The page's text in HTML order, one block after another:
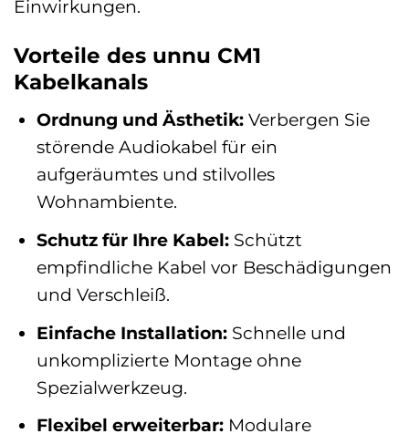
Einwirkungen.
Vorteile des unnu CM1
Kabelkanals
Ordnung und Ästhetik:Verbergen Sie
störende Audiokabel für ein
aufgeräumtes und stilvolles
Wohnambiente.
Schutz für Ihre Kabel:Schützt
empfindliche Kabel vor Beschädigungen
und Verschleiß.
Einfache Installation:Schnelle und
unkomplizierte Montage ohne
Spezialwerkzeug.
Flexibel erweiterbar:Modulare